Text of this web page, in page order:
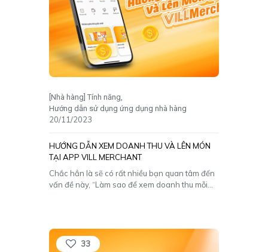
[Nhà hàng] Tính năng
Hướng dẫn sử dụng ứng dụng nhà hàng
20/11/2023
HƯỚNG DẪN XEM DOANH THU VÀ LÊN MÓN
TẠI APP VILL MERCHANT
Chắc hẳn là sẽ có rất nhiều bạn quan tâm đến
vấn đề này, “Làm sao để xem doanh thu mỗi
doanh thu Bước 1: Đăng[…]
33